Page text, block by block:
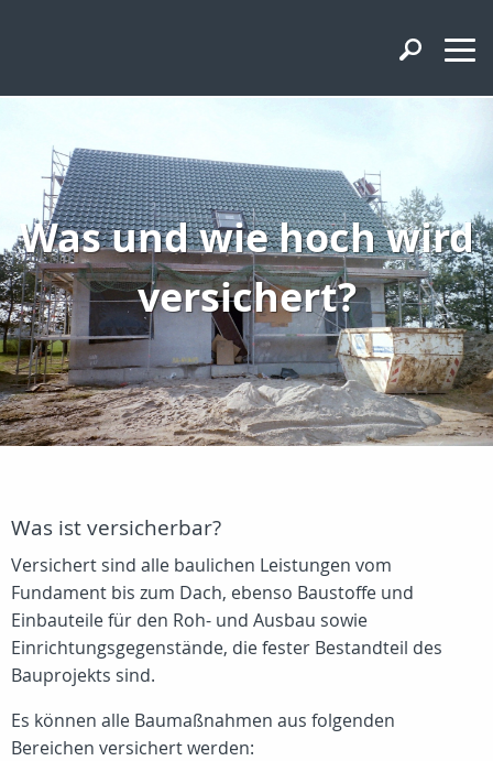
Was und wie hoch wird
versichert?
Was ist versicherbar?
Versichert sind alle baulichen Leistungen vom
Fundament bis zum Dach, ebenso Baustoffe und
Einbauteile für den Roh- und Ausbau sowie
Einrichtungsgegenstände, die fester Bestandteil des
Bauprojekts sind.
Es können alle Baumaßnahmen aus folgenden
Bereichen versichert werden: